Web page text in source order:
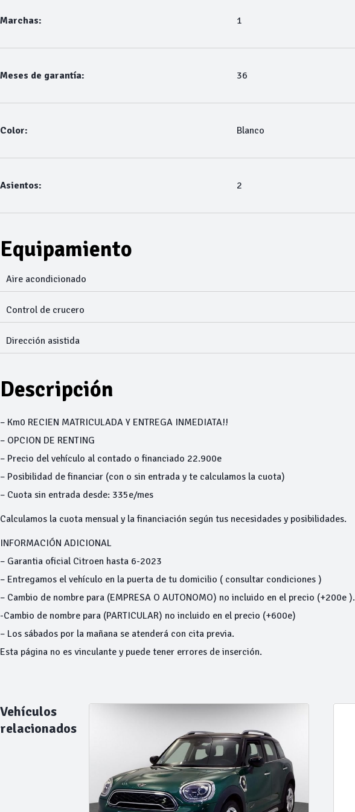
Marchas: 1
Meses de garantía: 36
Color: Blanco
Asientos: 2
Equipamiento
Aire acondicionado
Control de crucero
Dirección asistida
Descripción
– Km0 RECIEN MATRICULADA Y ENTREGA INMEDIATA!!
– OPCION DE RENTING
– Precio del vehículo al contado o financiado 22.900e
– Posibilidad de financiar (con o sin entrada y te calculamos la cuota)
– Cuota sin entrada desde: 335e/mes
Calculamos la cuota mensual y la financiación según tus necesidades y posibilidades.
INFORMACIÓN ADICIONAL
– Garantia oficial Citroen hasta 6-2023
– Entregamos el vehículo en la puerta de tu domicilio ( consultar condiciones )
– Cambio de nombre para (EMPRESA O AUTONOMO) no incluido en el precio (+200e ).
-Cambio de nombre para (PARTICULAR) no incluido en el precio (+600e)
– Los sábados por la mañana se atenderá con cita previa.
Esta página no es vinculante y puede tener errores de inserción.
Vehículos
relacionados